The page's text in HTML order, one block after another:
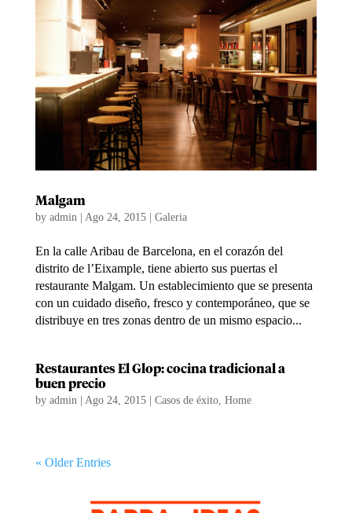
Malgam
by admin| Ago 24, 2015| Galeria
En la calle Aribau de Barcelona, en el corazón del
distrito de l’Eixample, tiene abierto sus puertas el
restaurante Malgam. Un establecimiento que se presenta
con un cuidado diseño, fresco y contemporáneo, que se
distribuye en tres zonas dentro de un mismo espacio...
Restaurantes El Glop: cocina tradicional a
buen precio
by admin| Ago 24, 2015| Casos de éxito, Home
« Older Entries